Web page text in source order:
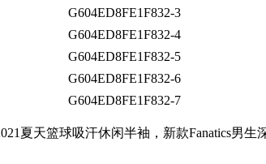
G604ED8FE1F832-3
G604ED8FE1F832-4
G604ED8FE1F832-5
G604ED8FE1F832-6
G604ED8FE1F832-7
夏天篮球吸汗休闲半袖，新款Fanatics男